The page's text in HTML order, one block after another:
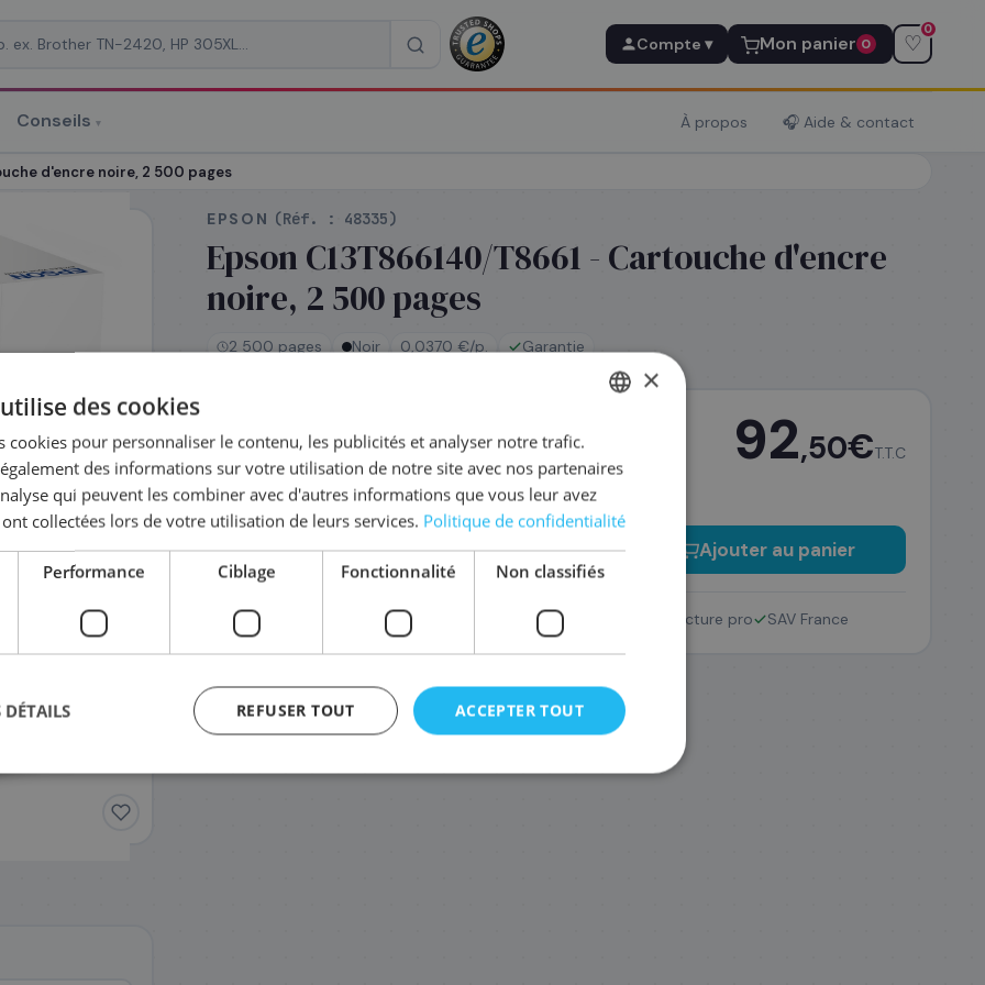
Compte ▾ Mon panier 0 ♡
0
Conseils ▾ À propos 🎧 Aide & contact
d'encre noire, 2 500 pages
EPSON (Réf. : 48335)
Epson C13T866140/T8661 - Cartouche d'encre
noire, 2 500 pages
2 500 pages Noir 0,0370 €/p. Garantie
Réapprovisionnement — délai
confirmé après votre commande
Coût par impression :0,0370€
92,50€T.T.C
− + Ajouter au panier
Retour 14 jours Facture pro SAV France
ENGLISH
×
des cookies
cookies pour personnaliser le contenu, les publicités et analyser notre trafic.
des informations sur votre utilisation de notre site avec nos partenaires
qui peuvent les combiner avec d'autres informations que vous leur avez
collectées lors de votre utilisation de leurs services. Politique de confidentialité
Performance Ciblage Fonctionnalité Non classifiés
ACCEPTER TOUT
REFUSER TOUT
DÉTAILS